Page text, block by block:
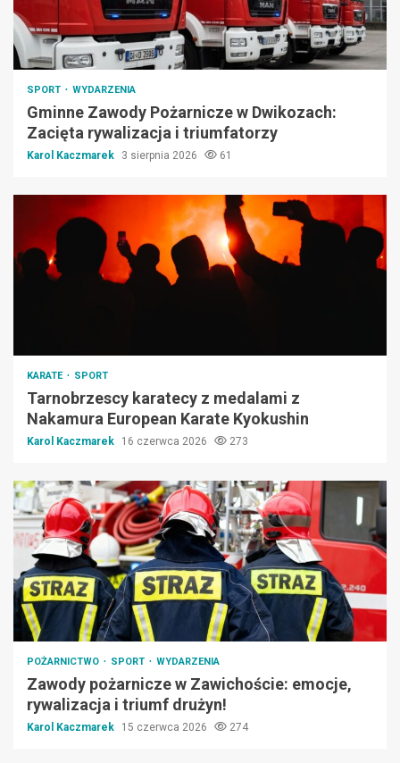
SPORT WYDARZENIA
Gminne Zawody Pożarnicze w Dwikozach:
Zacięta rywalizacja i triumfatorzy
Karol Kaczmarek 3 sierpnia 2026 61
KARATE SPORT
Tarnobrzescy karatecy z medalami z
Nakamura European Karate Kyokushin
Karol Kaczmarek 16 czerwca 2026 273
POŻARNICTWO SPORT WYDARZENIA
Zawody pożarnicze w Zawichoście: emocje,
rywalizacja i triumf drużyn!
Karol Kaczmarek 15 czerwca 2026 274